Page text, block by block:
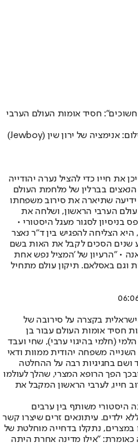
חסיד אומות העולם הערבי
משחק הזהויות של דוקטור הלמי| צילום: אנימציה של ירון שין (Jewboy)
את חייו כדי להציל נערה יהודייה
בברלין של מלחמת העולם
התפרסמה ידיעה שתיארה את סירוב משפחתו
הערבי הראשון, ושלחה את
לסגור מעגל היסטורי •
הצליחה להפגיש בין ד"ר נאצר
שנים הסכים לקבל את האות בשם
• "הרעיון של 'המציל נפש אחת
וגם באסלאם. תיקון עולם מתחיל
הישראלית בקצרה על סירובה של
חסיד אומות העולם עבור בן
(חלמי בהיגוי ערבי), שחי ועבד
משפחה יהודית ממוות ודאי
ושם בחגיגיות רבה על ההחלטה
הפך הרופא המצרי, שהלך לעולמו
רוב חייו, לערבי הראשון המקבל את
היסטורי משותף בין ערבים
ילדים. עיתונאים זרים שיצרו קשר
נתקלו בדחייה מוחלטת של
"אילו מדינה אחרת היתה